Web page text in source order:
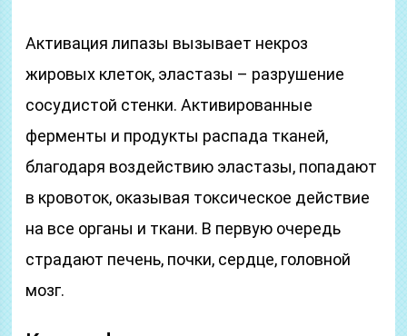
Активация липазы вызывает некроз
жировых клеток, эластазы – разрушение
сосудистой стенки. Активированные
ферменты и продукты распада тканей,
благодаря воздействию эластазы, попадают
в кровоток, оказывая токсическое действие
на все органы и ткани. В первую очередь
страдают печень, почки, сердце, головной
мозг.